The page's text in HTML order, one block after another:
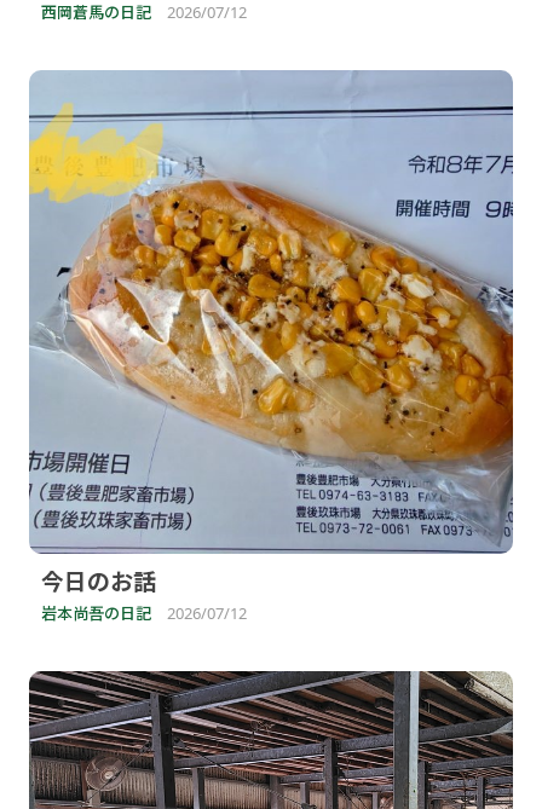
西岡蒼馬の日記 2026/07/12
今日のお話
岩本尚吾の日記 2026/07/12